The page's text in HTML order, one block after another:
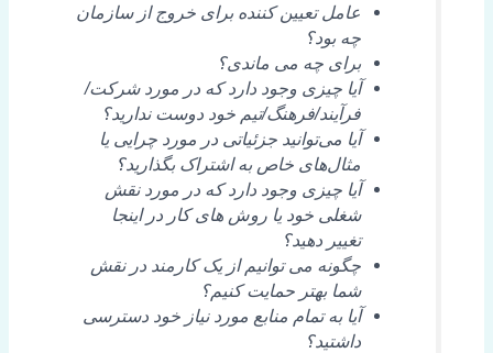
عامل تعیین کننده برای خروج از سازمان
چه بود؟
برای چه می ماندی؟
آیا چیزی وجود دارد که در مورد شرکت/
فرآیند/فرهنگ/تیم خود دوست ندارید؟
آیا می‌توانید جزئیاتی در مورد چرایی یا
مثال‌های خاص به اشتراک بگذارید؟
آیا چیزی وجود دارد که در مورد نقش
شغلی خود یا روش های کار در اینجا
تغییر دهید؟
چگونه می توانیم از یک کارمند در نقش
شما بهتر حمایت کنیم؟
آیا به تمام منابع مورد نیاز خود دسترسی
داشتید؟